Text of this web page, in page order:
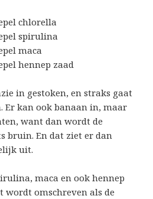
chlorella
spirulina
maca
hennep zaad
in gestoken, en straks gaat
Er kan ook banaan in, maar
want dan wordt de
bruin. En dat ziet er dan
uit.
maca en ook hennep
wordt omschreven als de